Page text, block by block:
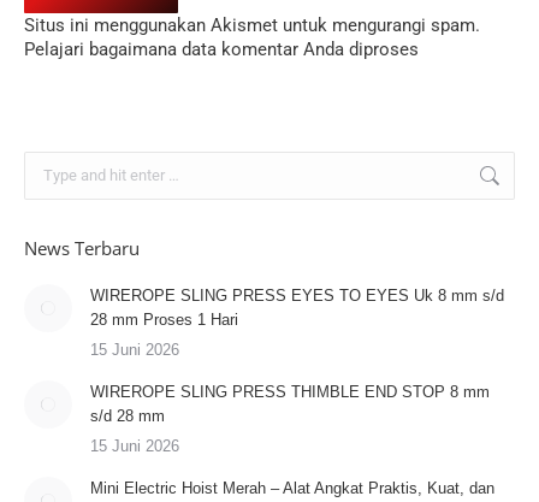
Situs ini menggunakan Akismet untuk mengurangi spam.
Pelajari bagaimana data komentar Anda diproses
News Terbaru
WIREROPE SLING PRESS EYES TO EYES Uk 8 mm s/d
28 mm Proses 1 Hari
15 Juni 2026
WIREROPE SLING PRESS THIMBLE END STOP 8 mm
s/d 28 mm
15 Juni 2026
Mini Electric Hoist Merah – Alat Angkat Praktis, Kuat, dan